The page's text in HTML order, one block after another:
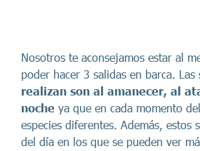
Nosotros te aconsejamos estar al
poder hacer 3 salidas en barca. Las
realizan son al amanecer, al
noche ya que en cada momento
especies diferentes. Además, estos
del día en los que se pueden ver